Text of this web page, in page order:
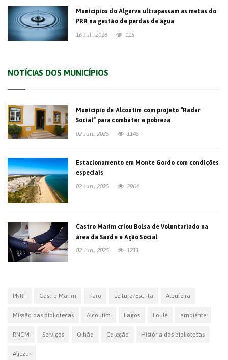
Municípios do Algarve ultrapassam as metas do
PRR na gestão de perdas de água
16 Jul., 2026
115
NOTÍCIAS DOS MUNICÍPIOS
Município de Alcoutim com projeto “Radar
Social” para combater a pobreza
02 Jun., 2025
1145
Estacionamento em Monte Gordo com condições
especiais
02 Jun., 2025
2964
Castro Marim criou Bolsa de Voluntariado na
área da Saúde e Ação Social
02 Jun., 2025
1211
PNRF Castro Marim Faro Leitura/Escrita Albufeira
Missão das bibliotecas Alcoutim Lagos Loulé ambiente
RNCM Serviços Olhão Coleção História das bibliotecas
Aljezur